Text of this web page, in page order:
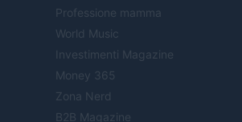
Professione mamma
World Music
Investimenti Magazine
Money 365
Zona Nerd
B2B Magazine